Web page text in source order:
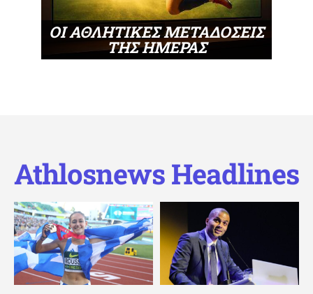
ΟΙ ΑΘΛΗΤΙΚΕΣ ΜΕΤΑΔΟΣΕΙΣ
ΤΗΣ ΗΜΕΡΑΣ
Athlosnews Headlines